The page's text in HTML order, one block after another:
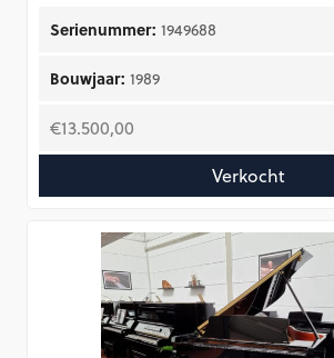
Serienummer: 1949688
Bouwjaar: 1989
€13.500,00
Verkocht